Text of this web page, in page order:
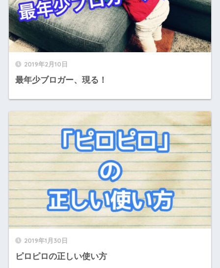
2019年2月10日
最年少ブロガー、現る！
2019年1月30日
ピロピロの正しい使い方